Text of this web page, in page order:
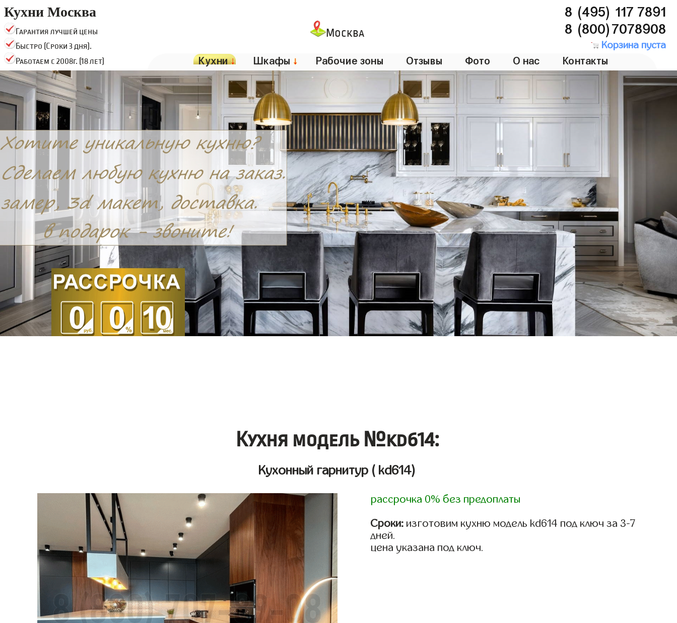
Кухни Москва
Гарантия лучшей цены
Быстро (Сроки 3 дня).
Работаем с 2008г. (18 лет)
Москва
8 (495) 117 7891
8 (800)7078908
Корзина пуста
Кухни↓ Шкафы ↓ Рабочие зоны Отзывы Фото О нас Контакты
Кухня модель №kd614:
Кухонный гарнитур ( kd614)
рассрочка 0% без предоплаты
Сроки: изготовим кухню модель kd614 под ключ за 3-7
дней.
цена указана под ключ.